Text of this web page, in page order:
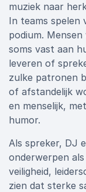
muziek naar
In teams spelen
podium.
soms vast aan
leveren of
zulke patronen
of afstandelijk
en menselijk,
humor.
Als spreker, DJ
onderwerpen
veiligheid,
zien dat sterke